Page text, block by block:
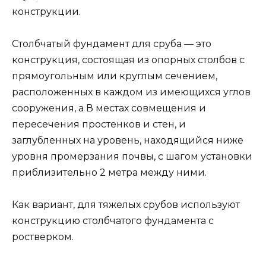
конструкции.
Столбчатый фундамент для сруба — это
конструкция, состоящая из опорных столбов с
прямоугольным или круглым сечением,
расположенных в каждом из имеющихся углов
сооружения, а В местах совмещения и
пересечения простенков и стен, и
заглубленных на уровень, находящийся ниже
уровня промерзания почвы, с шагом установки
приблизительно 2 метра между ними.
Как вариант, для тяжелых срубов используют
конструкцию столбчатого фундамента с
ростверком.